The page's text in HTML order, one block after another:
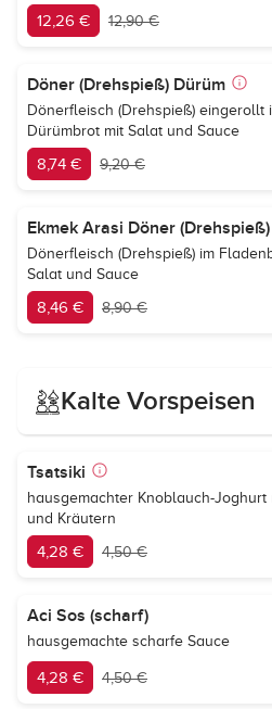
12,26 € 12,90 €
Döner (Drehspieß) Dürüm
Dönerfleisch (Drehspieß) eingerollt
Dürümbrot mit Salat und Sauce
8,74 € 9,20 €
Ekmek Arasi Döner (Drehspieß)
Dönerfleisch (Drehspieß) im
Salat und Sauce
8,46 € 8,90 €
Kalte Vorspeisen
Tsatsiki
hausgemachter Knoblauch-Joghurt
und Kräutern
4,28 € 4,50 €
Aci Sos (scharf)
hausgemachte scharfe Sauce
4,28 € 4,50 €